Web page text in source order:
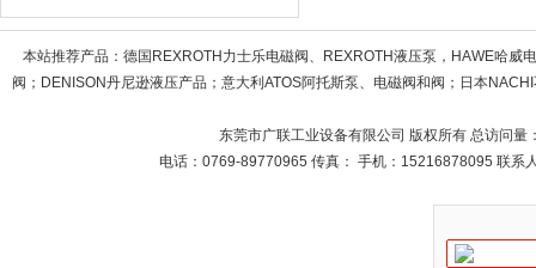
本站推荐产品： 德国REXROTH力士乐电磁阀、REXROTH液压泵，HAWE哈威
阀；DENISON丹尼逊液压产品；意大利ATOS阿托斯泵、电磁阀和阀；日本
东莞市广联工业设备有限公司 版权所有 总访问量
电话：0769-89770965 传真： 手机：15216878095 联系